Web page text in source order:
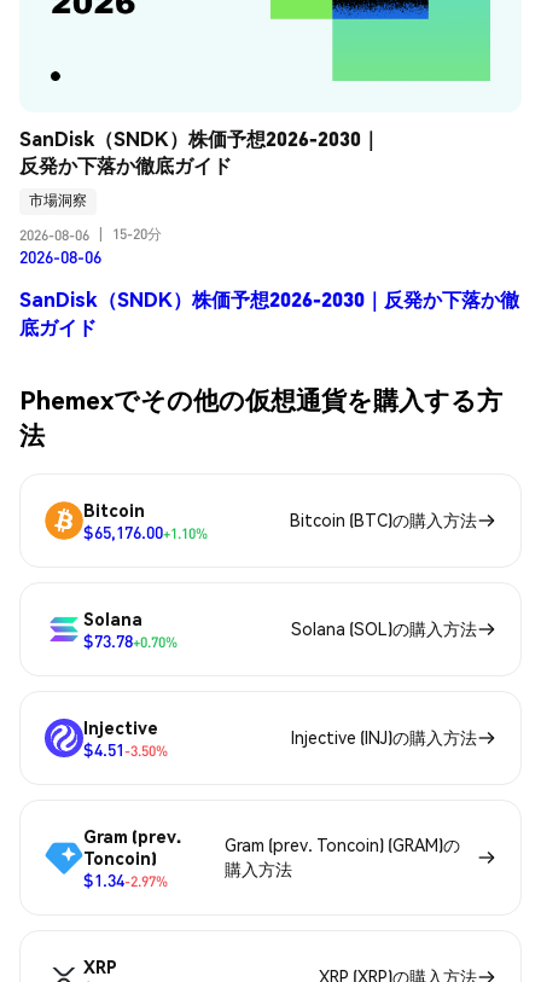
SanDisk（SNDK）株価予想2026-2030｜
反発か下落か徹底ガイド
市場洞察
2026-08-06
15-20分
2026-08-06
SanDisk（SNDK）株価予想2026-2030｜反発か下落か徹
底ガイド
Phemexでその他の仮想通貨を購入する方
法
Bitcoin
$65,176.00+1.10%
Bitcoin (BTC)の購入方法
Solana
$73.78+0.70%
Solana (SOL)の購入方法
Injective
$4.51-3.50%
Injective (INJ)の購入方法
Gram (prev.
Toncoin)
$1.34-2.97%
Gram (prev. Toncoin) (GRAM)の
購入方法
XRP
XRP (XRP)の購入方法